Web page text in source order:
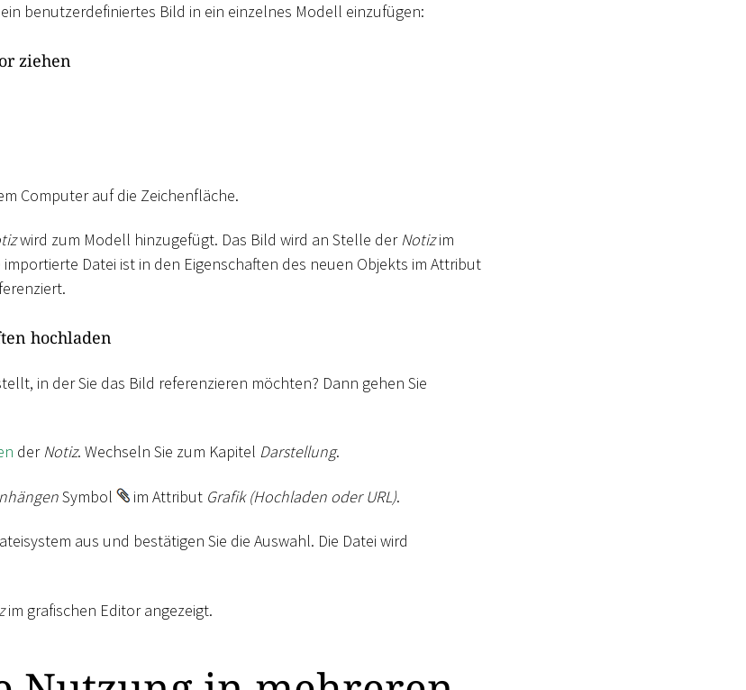
benutzerdefiniertes Bild in ein einzelnes Modell einzufügen:
ziehen
Computer auf die Zeichenfläche.
wird zum Modell hinzugefügt. Das Bild wird an Stelle derNotizim
Datei ist in den Eigenschaften des neuen Objekts im Attribut
hochladen
in der Sie das Bild referenzieren möchten? Dann gehen Sie
derNotiz. Wechseln Sie zum Kapitel Darstellung.
Symbol im Attribut Grafik (Hochladen oder URL).
aus und bestätigen Sie die Auswahl. Die Datei wird
im grafischen Editor angezeigt.